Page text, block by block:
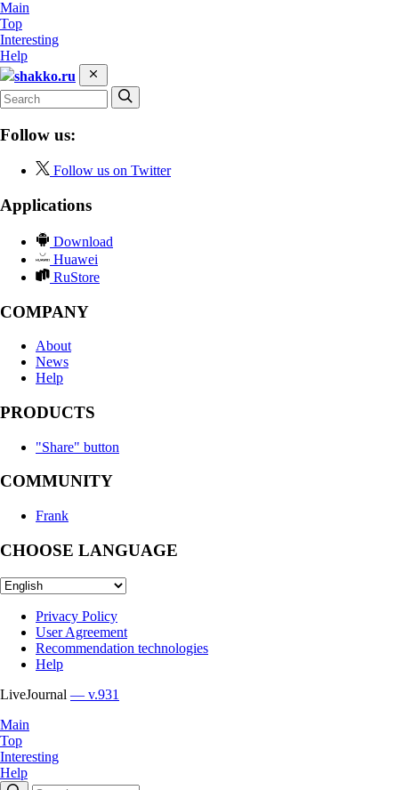
Main
Top
Interesting
Help
shakko.ru
Follow us:
Follow us on Twitter
Applications
Download
Huawei
RuStore
COMPANY
About
News
Help
PRODUCTS
"Share" button
COMMUNITY
Frank
CHOOSE LANGUAGE
Privacy Policy
User Agreement
Recommendation technologies
Help
LiveJournal — v.931
Main
Top
Interesting
Help